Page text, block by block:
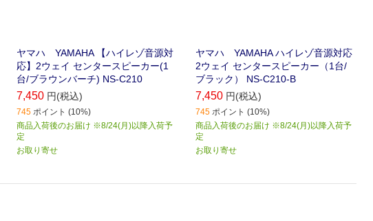
ヤマハ YAMAHA 【ハイレゾ音源対
応】2ウェイ センタースピーカー(1
台/ブラウンバーチ) NS-C210
7,450 円(税込)
745 ポイント (10%)
商品入荷後のお届け ※8/24(月)以降入荷予
定
お取り寄せ
ヤマハ YAMAHA ハイレゾ音源対応
2ウェイ センタースピーカー（1台/
ブラック） NS-C210-B
7,450 円(税込)
745 ポイント (10%)
商品入荷後のお届け ※8/24(月)以降入荷予
定
お取り寄せ